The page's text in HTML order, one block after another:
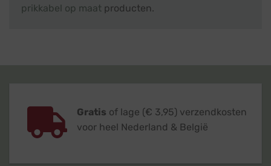
prikkabel op maat producten.
Gratis of lage (€ 3,95) verzendkosten
voor heel Nederland & België